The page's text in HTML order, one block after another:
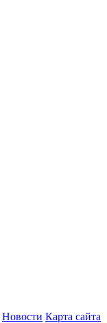
Новости Карта сайта